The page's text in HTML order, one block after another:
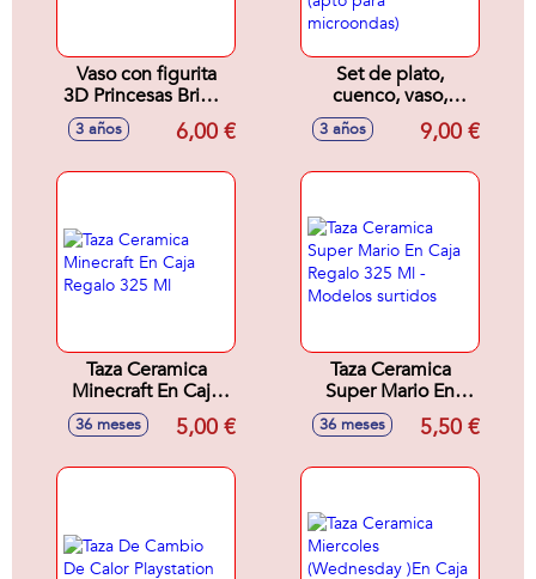
Vaso con figurita
3D Princesas Bright
& Bold 360 ml.
3 años 6,00 €
Set de plato,
cuenco, vaso,
cuchara y tenedor
Frozen Ice Magic
3 años 9,00 €
Taza Ceramica
Minecraft En Caja
Regalo 325 Ml
36 meses 5,00 €
Taza Ceramica
Super Mario En
Caja Regalo 325 Ml
- Modelos surtidos
36 meses 5,50 €